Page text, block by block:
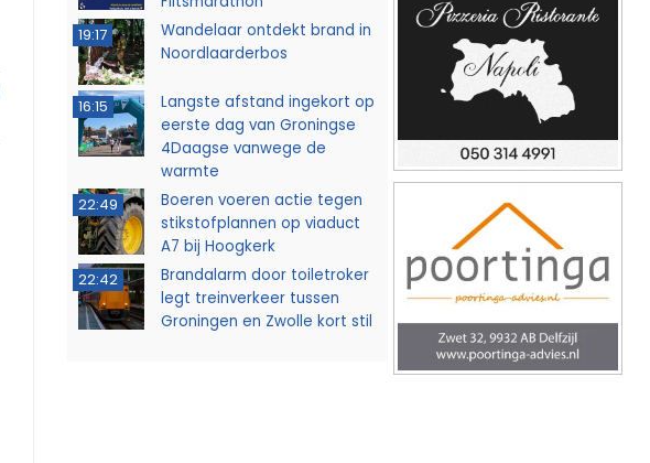
19:17
Wandelaar ontdekt brand in
Noordlaarderbos
16:15
Langste afstand ingekort op
eerste dag van Groningse
4Daagse vanwege de
warmte
22:49
Boeren voeren actie tegen
stikstofplannen op viaduct
A7 bij Hoogkerk
22:42
Brandalarm door toiletroker
legt treinverkeer tussen
Groningen en Zwolle kort stil